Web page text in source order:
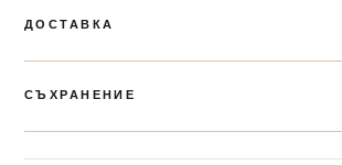
ДОСТАВКА
СЪХРАНЕНИЕ